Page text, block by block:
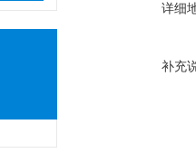
详细
补充